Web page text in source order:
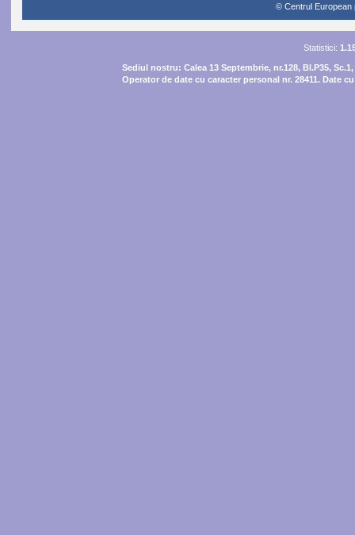
© Centrul European
Statistici:
Sediul nostru: Calea 13 Septembrie, nr.128, Bl.P35,
Operator de date cu caracter personal nr. 28411. Date